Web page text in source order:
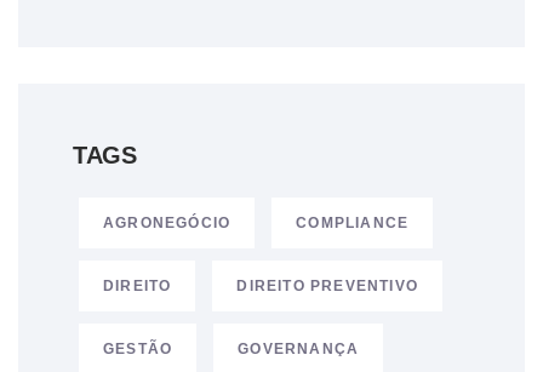
TAGS
AGRONEGÓCIO COMPLIANCE
DIREITO DIREITO PREVENTIVO
GESTÃO GOVERNANÇA